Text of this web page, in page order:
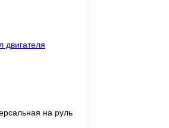
на руль